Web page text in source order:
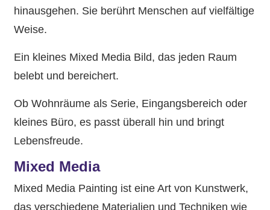
hinausgehen. Sie berührt Menschen auf vielfältige
Weise.
Ein kleines Mixed Media Bild, das jeden Raum
belebt und bereichert.
Ob Wohnräume als Serie, Eingangsbereich oder
kleines Büro, es passt überall hin und bringt
Lebensfreude.
Mixed Media
Mixed Media Painting ist eine Art von Kunstwerk,
das verschiedene Materialien und Techniken wie